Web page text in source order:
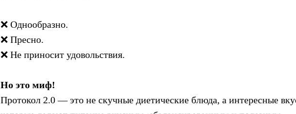
❌ Однообразно.
❌ Пресно.
❌ Не приносит удовольствия.
Но это миф!
Протокол 2.0 — это не скучные диетические блюда, а интересные